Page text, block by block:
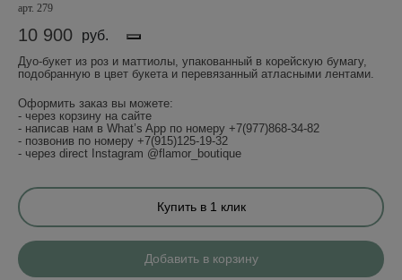
арт. 279
Дуо-букет из роз и маттиолы, упакованный в корейскую бумагу,
подобранную в цвет букета и перевязанный атласными лентами.
Оформить заказ вы можете:
- через корзину на сайте
- написав нам в What’s App по номеру +7(977)868-34-82
- позвонив по номеру +7(915)125-19-32
- через direct Instagram @flamor_boutique
10 900 руб.
Купить в 1 клик
Добавить в корзину